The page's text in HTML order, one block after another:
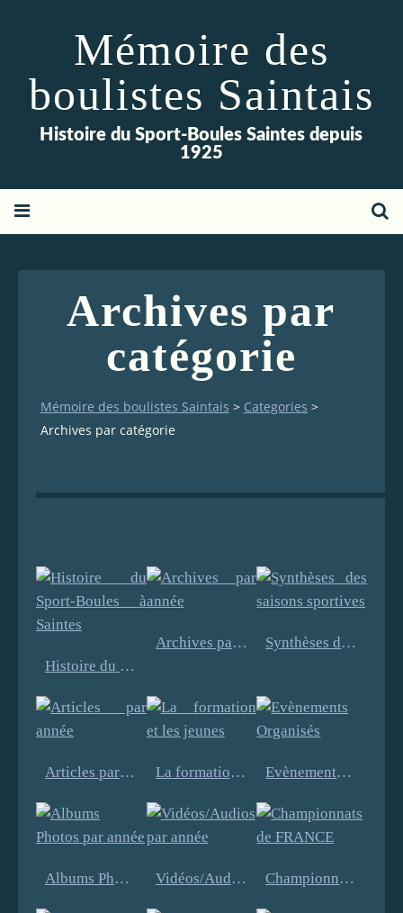
Mémoire des
boulistes Saintais
Histoire du Sport-Boules Saintes depuis
1925
Archives par
catégorie
Mémoire des boulistes Saintais > Categories >
Archives par catégorie
Histoire du Sport-Boules à Saintes
Archives par année Synthèses des saisons sportives
Articles par année La formation et les jeunes Evènements Organisés
Albums Photos par année Vidéos/Audios par année Championnats de FRANCE